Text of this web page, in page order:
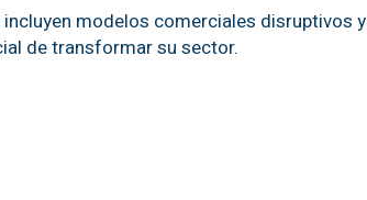
modelos comerciales disruptivos y
de transformar su sector.